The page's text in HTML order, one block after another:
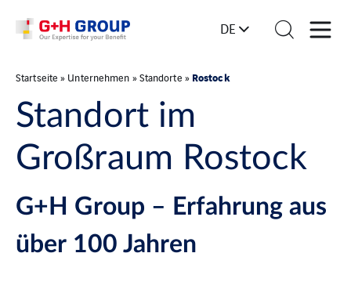
DE
Startseite » Unternehmen »Standorte » Rostock
Standort im
Großraum Rostock
G+H Group – Erfahrung aus
über 100 Jahren